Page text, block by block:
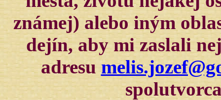
známej) alebo iným
dejín, aby mi zaslali
adresu